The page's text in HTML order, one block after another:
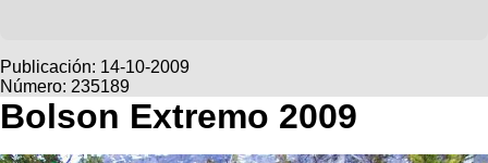
Viajes
Descenso
Buscar
Ultimos
Fotos
Bicicletas
Tandem
Videos
Cicloturismo
Publicación: 14-10-2009
Número: 235189
Bolson Extremo 2009